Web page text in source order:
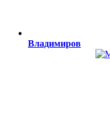
Владимиров